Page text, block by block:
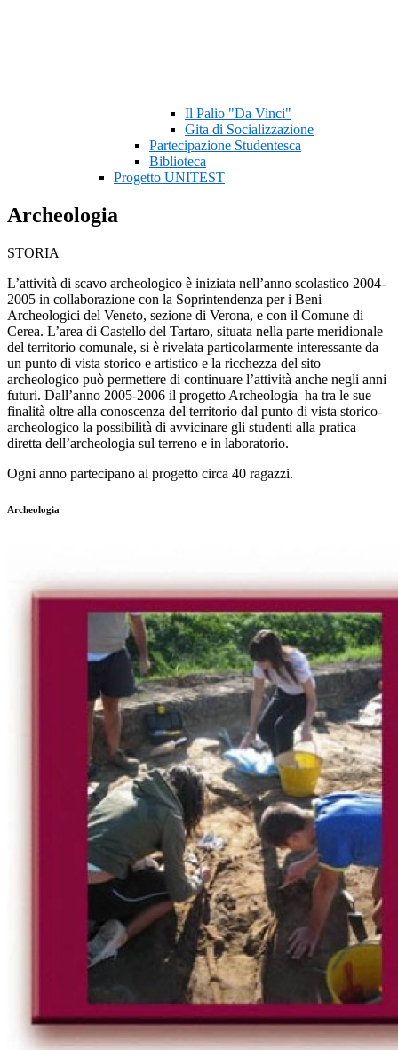
Il Palio "Da Vinci"
Gita di Socializzazione
Partecipazione Studentesca
Biblioteca
Progetto UNITEST
Archeologia
STORIA
L’attività di scavo archeologico è iniziata nell’anno scolastico 2004-
2005 in collaborazione con la Soprintendenza per i Beni
Archeologici del Veneto, sezione di Verona, e con il Comune di
Cerea. L’area di Castello del Tartaro, situata nella parte meridionale
del territorio comunale, si è rivelata particolarmente interessante da
un punto di vista storico e artistico e la ricchezza del sito
archeologico può permettere di continuare l’attività anche negli anni
futuri. Dall’anno 2005-2006 il progetto Archeologia ha tra le sue
finalità oltre alla conoscenza del territorio dal punto di vista storico-
archeologico la possibilità di avvicinare gli studenti alla pratica
diretta dell’archeologia sul terreno e in laboratorio.
Ogni anno partecipano al progetto circa 40 ragazzi.
Archeologia